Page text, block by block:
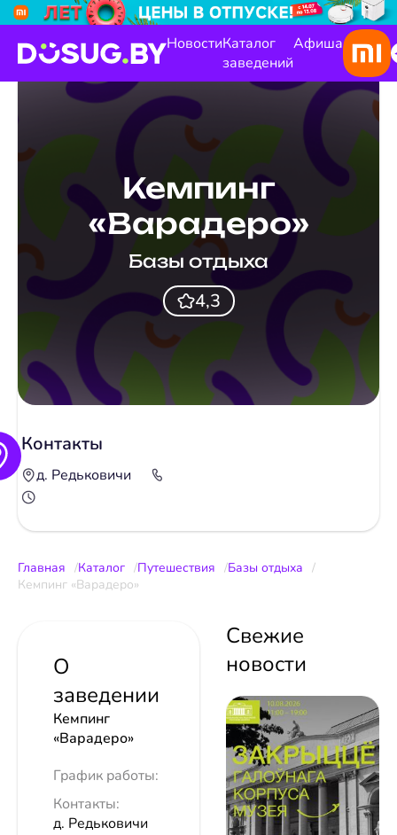
НовостиКаталог
заведений
Афиша
Кемпинг
«Варадеро»
Базы отдыха
4,3
Контакты
д. Редьковичи
Главная Каталог Путешествия
Базы отдыха
Кемпинг «Варадеро»
О
заведении
Кемпинг
«Варадеро»
График работы:
Контакты:
д. Редьковичи
Свежие
новости